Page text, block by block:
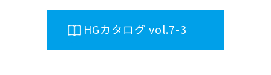
HGカタログ vol.7-3